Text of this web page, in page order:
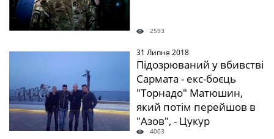
2593
31 Липня 2018
Підозрюваний у вбивстві
Сармата - екс-боєць
"Торнадо" Матюшин,
який потім перейшов в
"Азов", - Цукур
4003